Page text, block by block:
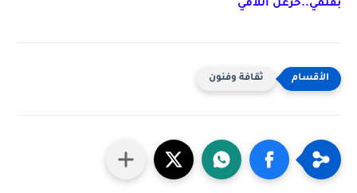
بقلمي..خزعل اللامي
ثقافة وفنون